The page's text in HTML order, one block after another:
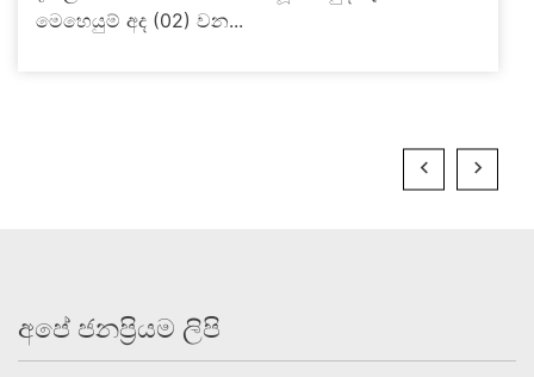
මෙහෙයුම් අද (02) වන...
අපේ ජනප්‍රියම ලිපි